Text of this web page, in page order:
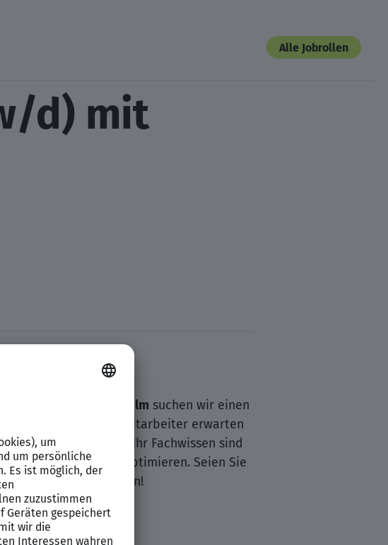
Alle Jobrollen
d) mit
im Raum Ulm suchen wir einen
mit über 4.500 Mitarbeiter erwarten
Ihre Ideen und Ihr Fachwissen sind
kontinuierlich zu optimieren. Seien Sie
werden!